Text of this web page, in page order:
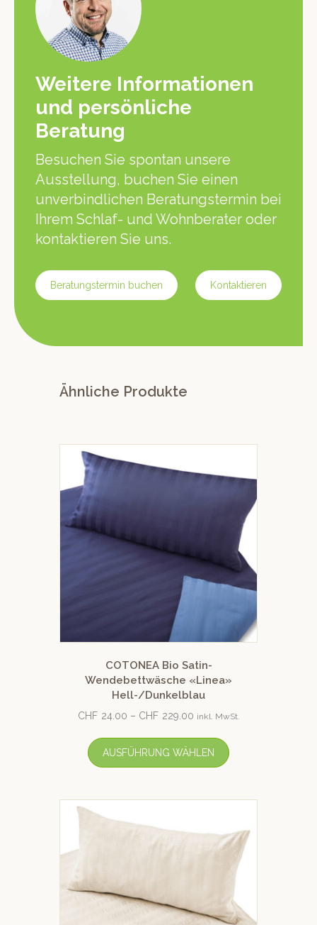
Weitere Informationen
und persönliche
Beratung
Besuchen Sie spontan unsere
Ausstellung, buchen Sie einen
unverbindlichen Beratungstermin bei
Ihrem Schlaf- und Wohnberater oder
kontaktieren Sie uns.
Beratungstermin buchen Kontaktieren
Ähnliche Produkte
COTONEA Bio Satin-
Wendebettwäsche «Linea»
Hell-/Dunkelblau
CHF 24.00 – CHF 229.00 inkl. MwSt.
AUSFÜHRUNG WÄHLEN